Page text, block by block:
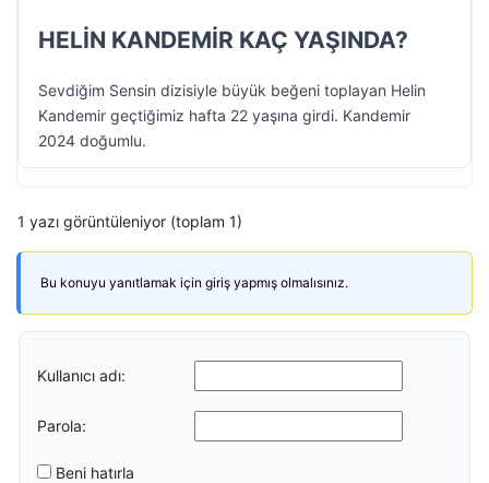
HELİN KANDEMİR KAÇ YAŞINDA?
Sevdiğim Sensin dizisiyle büyük beğeni toplayan Helin
Kandemir geçtiğimiz hafta 22 yaşına girdi. Kandemir
2024 doğumlu.
1 yazı görüntüleniyor (toplam 1)
Bu konuyu yanıtlamak için giriş yapmış olmalısınız.
Kullanıcı adı:
Parola:
Beni hatırla